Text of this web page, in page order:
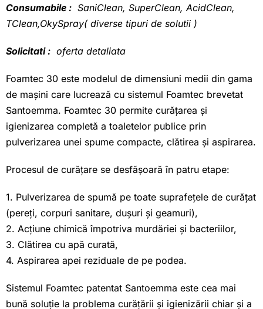
Consumabile : SaniClean, SuperClean, AcidClean,
TClean,OkySpray( diverse tipuri de solutii )
Solicitati : oferta detaliata
Foamtec 30 este modelul de dimensiuni medii din gama
de mașini care lucrează cu sistemul Foamtec brevetat
Santoemma. Foamtec 30 permite curățarea și
igienizarea completă a toaletelor publice prin
pulverizarea unei spume compacte, clătirea și aspirarea.
Procesul de curățare se desfășoară în patru etape:
1. Pulverizarea de spumă pe toate suprafețele de curățat
(pereți, corpuri sanitare, dușuri și geamuri),
2. Acțiune chimică împotriva murdăriei și bacteriilor,
3. Clătirea cu apă curată,
4. Aspirarea apei reziduale de pe podea.
Sistemul Foamtec patentat Santoemma este cea mai
bună soluție la problema curățării și igienizării chiar și a